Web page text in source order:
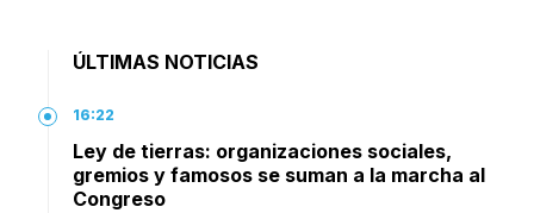
ÚLTIMAS NOTICIAS
16:22
Ley de tierras: organizaciones sociales,
gremios y famosos se suman a la marcha al
Congreso